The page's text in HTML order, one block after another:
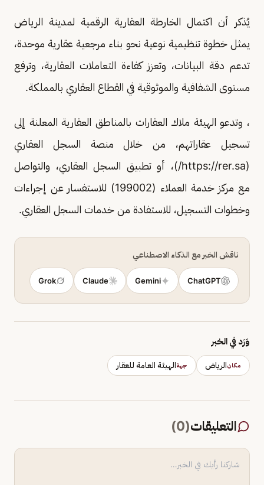
يُذكر أن اكتمال الخارطة العقارية الرقمية لمدينة الرياض
يمثل خطوة تنظيمية نوعية نحو بناء مرجعية عقارية موحدة،
تدعم دقة البيانات، وتعزز كفاءة التعاملات العقارية، وترفع
مستوى الشفافية والموثوقية في القطاع العقاري بالمملكة.
، وتدعو الهيئة ملاك العقارات بالمناطق العقارية المعلنة إلى
تسجيل عقاراتهم، من خلال منصة السجل العقاري
(https://rer.sa/)، أو تطبيق السجل العقاري، والتواصل
مع مركز خدمة العملاء (199002) للاستفسار عن إجراءات
وخطوات التسجيل، للاستفادة من خدمات السجل العقاري.
ناقش الخبر مع الذكاء الاصطناعي
ChatGPT
Gemini
Claude
Grok
وَرَد في الخبر
مكانالرياض جهةالهيئة العامة للعقار
التعليقات(
0
)